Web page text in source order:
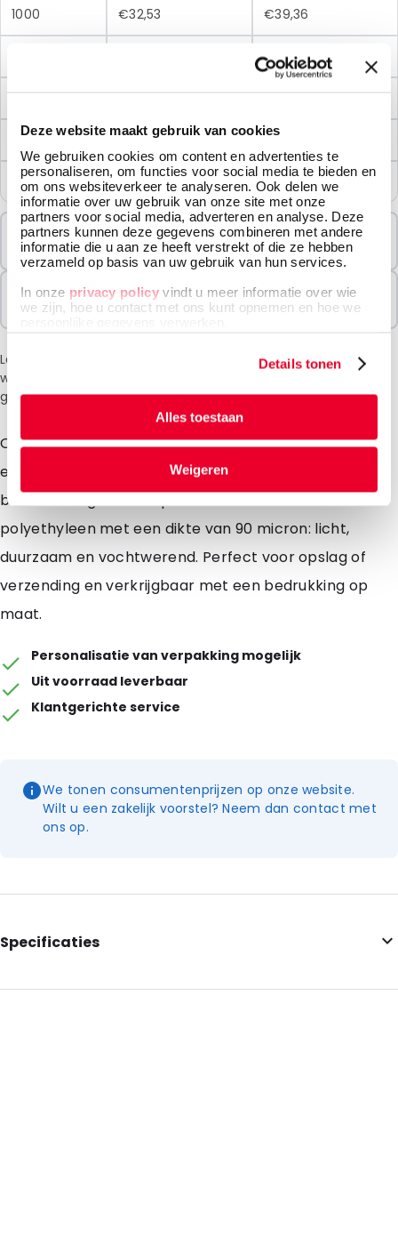
Deze website maakt gebruik van cookies
We gebruiken cookies om content en advertenties te
personaliseren, om functies voor social media te bieden en
om ons websiteverkeer te analyseren. Ook delen we
informatie over uw gebruik van onze site met onze
partners voor social media, adverteren en analyse. Deze
partners kunnen deze gegevens combineren met andere
informatie die u aan ze heeft verstrekt of die ze hebben
verzameld op basis van uw gebruik van hun services.
In onze privacy policy vindt u meer informatie over wie
we zijn, hoe u contact met ons kunt opnemen en hoe we
Details tonen
Alles toestaan
Weigeren
1000 €32,53 €39,36
€37,79
10000 €28,63 €34,64
25000 €27,32 €33,06
Minimale Bestelling
1000 Eenheden
Verkocht In Pakketten
1000 Eenheden
Let op: vanwege de huidige situatie in het Midden-Oosten
wordt bij het afrekenen een toeslag van 6% in rekening
gebracht.
Onze hoogwaardige gripzakken met kleurlijn zijn
eindeloos hersluitbaar en bieden optimale
bescherming voor uw producten. Gemaakt van sterk
polyethyleen met een dikte van 90 micron: licht,
duurzaam en vochtwerend. Perfect voor opslag of
verzending en verkrijgbaar met een bedrukking op
maat.
Personalisatie van verpakking mogelijk
Uit voorraad leverbaar
Klantgerichte service
We tonen consumentenprijzen op onze website.
Wilt u een zakelijk voorstel? Neem dan contact met
ons op.
Specificaties
Artikelnummer: 9636